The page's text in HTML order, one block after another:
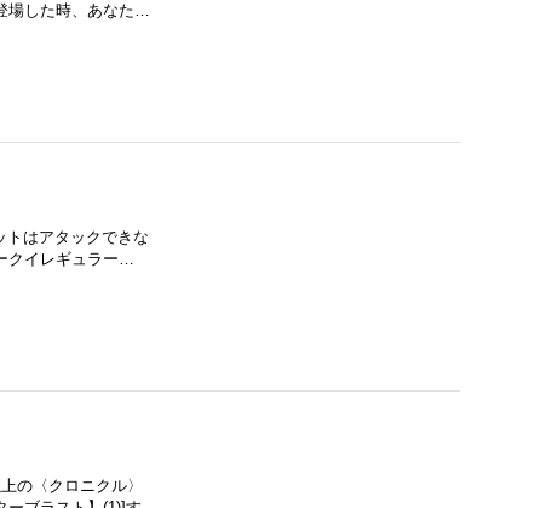
場した時、あなた…
はアタックできな
クイレギュラー…
の〈クロニクル〉